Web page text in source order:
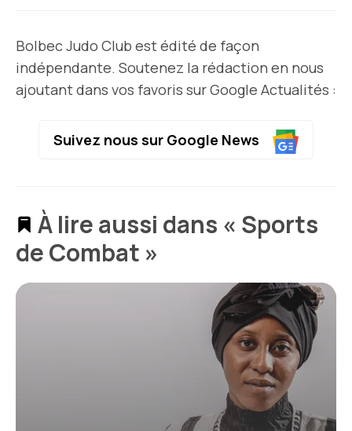
Bolbec Judo Club est édité de façon
indépendante. Soutenez la rédaction en nous
ajoutant dans vos favoris sur Google Actualités :
Suivez nous sur Google News
À lire aussi dans « Sports
de Combat »